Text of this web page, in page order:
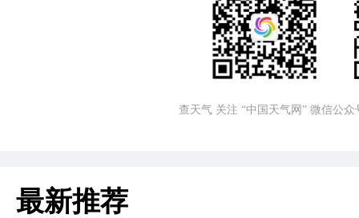
查天气 关注 “中国天气网” 微信公众
最新推荐